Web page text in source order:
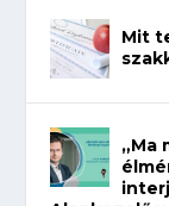
Mit
„Ma